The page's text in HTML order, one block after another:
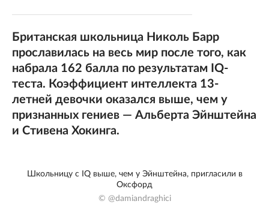
Британская школьница Николь Барр
прославилась на весь мир после того, как
набрала 162 балла по результатам IQ-
теста. Коэффициент интеллекта 13-
летней девочки оказался выше, чем у
признанных гениев — Альберта Эйнштейна
и Стивена Хокинга.
Школьницу с IQ выше, чем у Эйнштейна, пригласили в
Оксфорд
© @damiandraghici